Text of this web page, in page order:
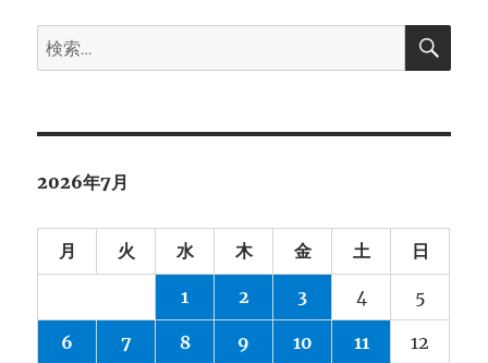
ブ
検
索:
検
2026年7月
月 火 水 木 金 土 日
1 2 3 4 5
6 7 8 9 10 11 12